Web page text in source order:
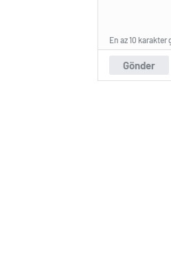
Gönder
En az 10 karakter